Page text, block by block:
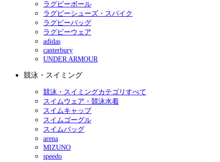
ラグビーボール
ラグビーシューズ・スパイク
ラグビーバッグ
ラグビーウェア
adidas
canterbury
UNDER ARMOUR
競泳・スイミング
競泳・スイミングカテゴリすべて
スイムウェア・競泳水着
スイムキャップ
スイムゴーグル
スイムバッグ
arena
MIZUNO
speedo